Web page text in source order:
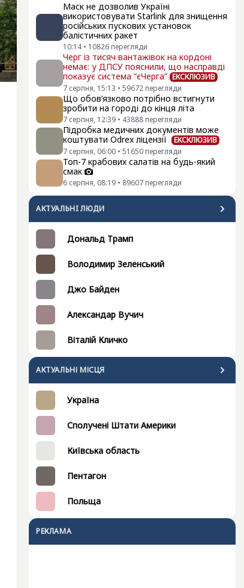
Маск не дозволив Україні
використовувати Starlink для знищення
російських пускових установок
балістичних ракет
10:14 • 10826 перегляди
Черг із тисяч вантажівок на кордоні
немає: у ДПСУ пояснили, що насправді
показує система “єЧерга” ЕКСКЛЮЗИВ
7 серпня, 15:13 • 59672 перегляди
Що обов’язково потрібно встигнути
зробити на городі до кінця літа
7 серпня, 12:39 • 43888 перегляди
Підробка медичних документів може
коштувати Odrex ліцензії
ЕКСКЛЮЗИВ
7 серпня, 06:00 • 51650 перегляди
Топ-7 крабових салатів на будь-який
смак
6 серпня, 08:19 • 89607 перегляди
АКТУАЛЬНI ЛЮДИ
Дональд Трамп
Володимир Зеленський
Джо Байден
Александар Вучич
Віталій Кличко
АКТУАЛЬНІ МІСЦЯ
Україна
Сполучені Штати Америки
Київська область
Пентагон
Польща
РЕКЛАМА